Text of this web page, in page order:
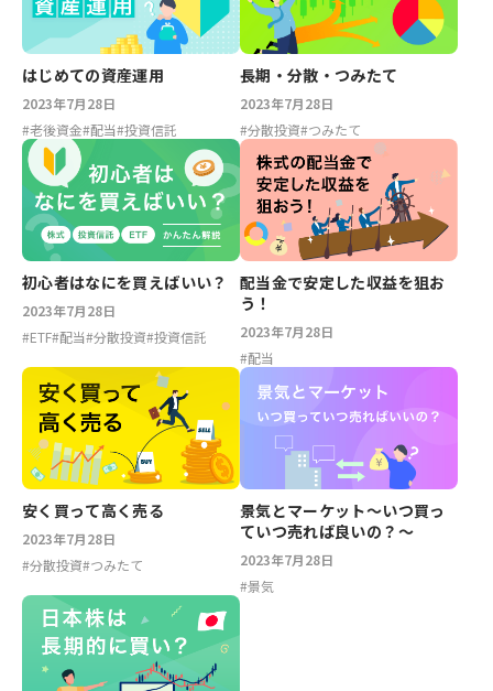
はじめての資産運用
2023年7月28日
#老後資金#配当#投資信託
長期・分散・つみたて
2023年7月28日
#分散投資#つみたて
初心者はなにを買えばいい？
2023年7月28日
#ETF#配当#分散投資#投資信託
配当金で安定した収益を狙お
う！
2023年7月28日
#配当
安く買って高く売る
2023年7月28日
#分散投資#つみたて
景気とマーケット～いつ買っ
ていつ売れば良いの？～
2023年7月28日
#景気